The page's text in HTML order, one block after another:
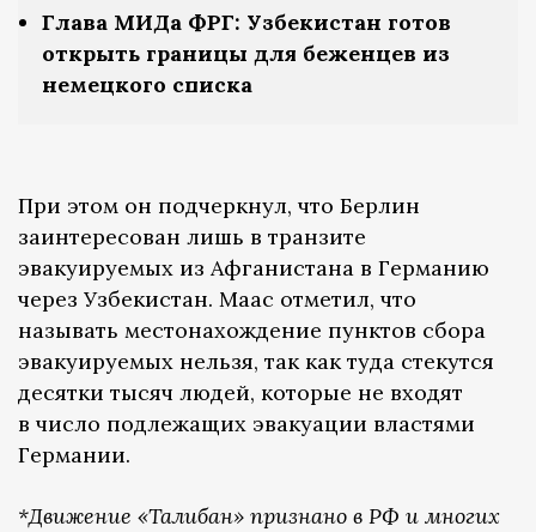
Глава МИДа ФРГ: Узбекистан готов
открыть границы для беженцев из
немецкого списка
При этом он подчеркнул, что Берлин
заинтересован лишь в транзите
эвакуируемых из Афганистана в Германию
через Узбекистан. Маас отметил, что
называть местонахождение пунктов сбора
эвакуируемых нельзя, так как туда стекутся
десятки тысяч людей, которые не входят
в число подлежащих эвакуации властями
Германии.
*Движение «Талибан» признано в РФ и многих